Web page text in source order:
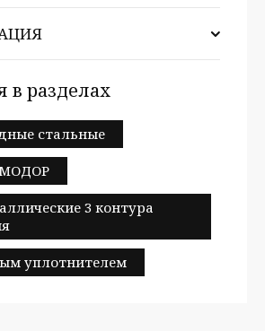
в разделах
стальные
3 контура
уплотнителем